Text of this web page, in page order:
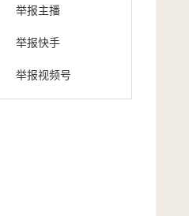
举报主播
举报快手
举报视频号